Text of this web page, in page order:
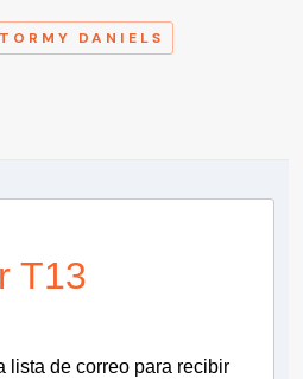
DANIELS
T13
lista de correo para recibir